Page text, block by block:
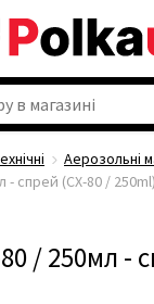
Аерозольні
- спрей (CX-80 / 250ml)
/ 250мл -